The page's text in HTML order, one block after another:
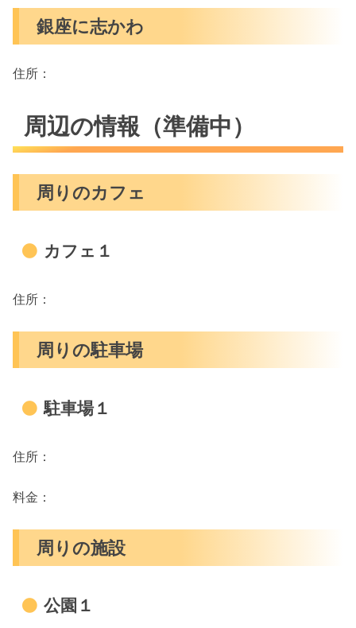
銀座に志かわ
住所：
周辺の情報（準備中）
周りのカフェ
カフェ１
住所：
周りの駐車場
駐車場１
住所：
料金：
周りの施設
公園１